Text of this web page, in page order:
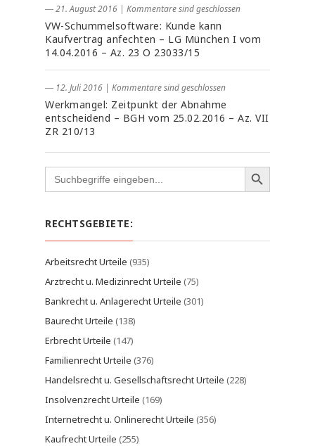
― 21. August 2016 | Kommentare sind geschlossen
VW-Schummelsoftware: Kunde kann
Kaufvertrag anfechten – LG München I vom
14.04.2016 – Az. 23 O 23033/15
― 12. Juli 2016 | Kommentare sind geschlossen
Werkmangel: Zeitpunkt der Abnahme
entscheidend – BGH vom 25.02.2016 – Az. VII
ZR 210/13
Search
for:
RECHTSGEBIETE:
Arbeitsrecht Urteile (935)
Arztrecht u. Medizinrecht Urteile (75)
Bankrecht u. Anlagerecht Urteile (301)
Baurecht Urteile (138)
Erbrecht Urteile (147)
Familienrecht Urteile (376)
Handelsrecht u. Gesellschaftsrecht Urteile (228)
Insolvenzrecht Urteile (169)
Internetrecht u. Onlinerecht Urteile (356)
Kaufrecht Urteile (255)